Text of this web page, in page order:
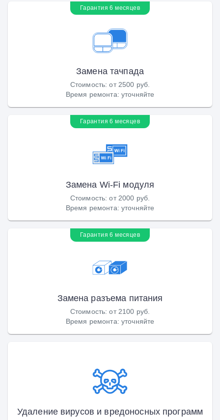
Гарантия 6 месяцев
Замена тачпада
Стоимость:от 2500 руб.
Время ремонта: уточняйте
Гарантия 6 месяцев
Замена Wi-Fi модуля
Стоимость:от 2000 руб.
Время ремонта: уточняйте
Гарантия 6 месяцев
Замена разъема питания
Стоимость:от 2100 руб.
Время ремонта: уточняйте
Удаление вирусов и вредоносных программ